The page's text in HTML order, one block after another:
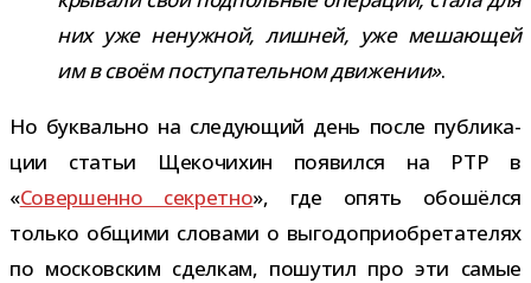
них уже ненуж­ной, лиш­ней, уже меша­ю­щей
им в своём посту­па­тель­ном дви­же­нии».
Но бук­вально на сле­ду­ю­щий день после пуб­ли­ка­
ции ста­тьи Щекочихин появился на РТР в
«Совершенно сек­ретно», где опять обо­шёлся
только общими сло­вами о выго­до­при­об­ре­та­те­лях
по мос­ков­ским сдел­кам, пошу­тил про эти самые